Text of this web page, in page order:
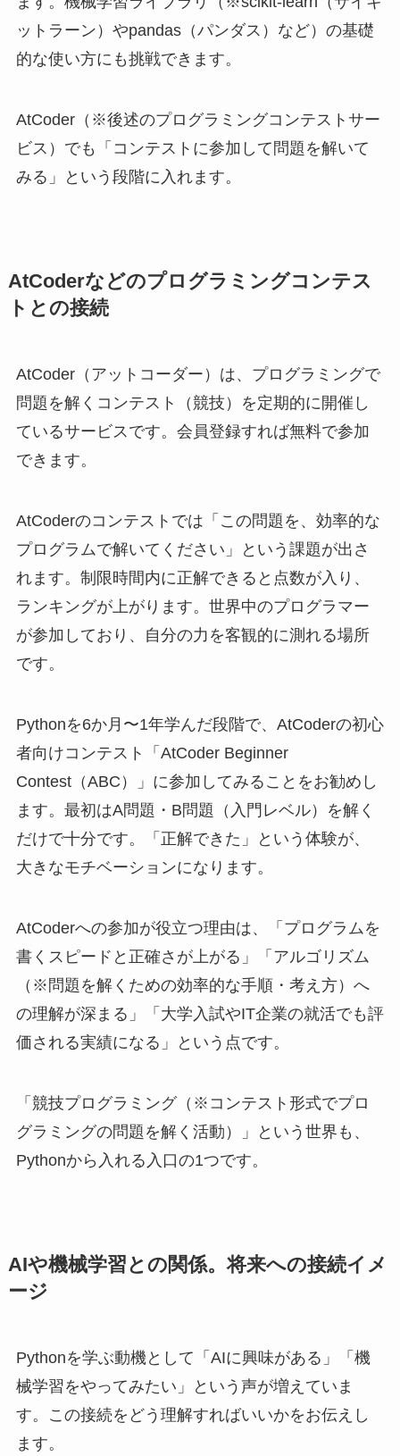
ットラーン）やpandas（パンダス）など）の基礎
的な使い方にも挑戦できます。
AtCoder（※後述のプログラミングコンテストサー
ビス）でも「コンテストに参加して問題を解いて
みる」という段階に入れます。
AtCoderなどのプログラミングコンテス
トとの接続
AtCoder（アットコーダー）は、プログラミングで
問題を解くコンテスト（競技）を定期的に開催し
ているサービスです。会員登録すれば無料で参加
できます。
AtCoderのコンテストでは「この問題を、効率的な
プログラムで解いてください」という課題が出さ
れます。制限時間内に正解できると点数が入り、
ランキングが上がります。世界中のプログラマー
が参加しており、自分の力を客観的に測れる場所
です。
Pythonを6か月〜1年学んだ段階で、AtCoderの初心
者向けコンテスト「AtCoder Beginner
Contest（ABC）」に参加してみることをお勧めし
ます。最初はA問題・B問題（入門レベル）を解く
だけで十分です。「正解できた」という体験が、
大きなモチベーションになります。
AtCoderへの参加が役立つ理由は、「プログラムを
書くスピードと正確さが上がる」「アルゴリズム
（※問題を解くための効率的な手順・考え方）へ
の理解が深まる」「大学入試やIT企業の就活でも評
価される実績になる」という点です。
「競技プログラミング（※コンテスト形式でプロ
グラミングの問題を解く活動）」という世界も、
Pythonから入れる入口の1つです。
AIや機械学習との関係。将来への接続イメ
ージ
Pythonを学ぶ動機として「AIに興味がある」「機
械学習をやってみたい」という声が増えていま
す。この接続をどう理解すればいいかをお伝えし
ます。